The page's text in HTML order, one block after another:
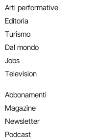
Arti performative
Editoria
Turismo
Dal mondo
Jobs
Television
Abbonamenti
Magazine
Newsletter
Podcast